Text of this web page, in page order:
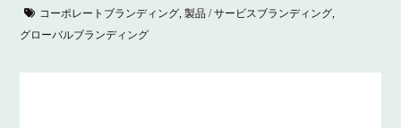
コーポレートブランディング,製品 / サービスブランディング,
グローバルブランディング